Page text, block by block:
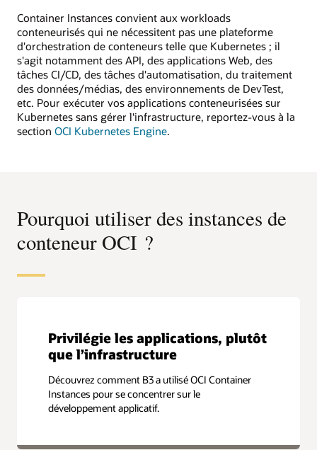
Container Instances convient aux workloads
conteneurisés qui ne nécessitent pas une plateforme
d'orchestration de conteneurs telle que Kubernetes ; il
s'agit notamment des API, des applications Web, des
tâches CI/CD, des tâches d'automatisation, du traitement
des données/médias, des environnements de DevTest,
etc. Pour exécuter vos applications conteneurisées sur
Kubernetes sans gérer l'infrastructure, reportez-vous à la
section OCI Kubernetes Engine.
Pourquoi utiliser des instances de
conteneur OCI ?
Privilégie les applications, plutôt
que l’infrastructure
Découvrez comment B3 a utilisé OCI Container
Instances pour se concentrer sur le
développement applicatif.